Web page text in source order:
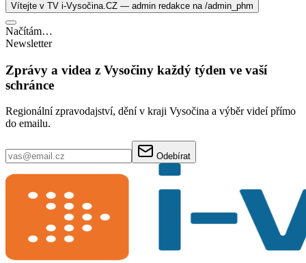
Vítejte v TV i-Vysočina.CZ — admin redakce na /admin_phm
Načítám…
Newsletter
Zprávy a videa z Vysočiny každý týden ve vaší
schránce
Regionální zpravodajství, dění v kraji Vysočina a výběr videí přímo
do emailu.
Odebírat